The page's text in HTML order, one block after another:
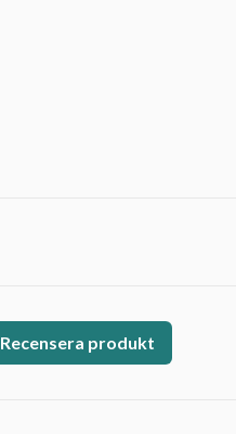
Recensera produkt